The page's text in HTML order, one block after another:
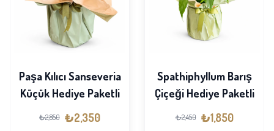
Paşa Kılıcı Sanseveria
Küçük Hediye Paketli
₺2,850 ₺2,350
Spathiphyllum Barış
Çiçeği Hediye Paketli
₺2,450 ₺1,850